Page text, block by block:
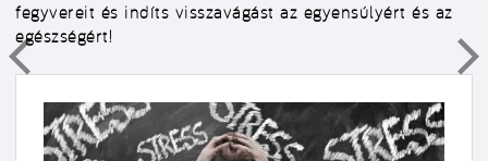
fegyvereit és indíts visszavágást az egyensúlyért és az
egészségért!